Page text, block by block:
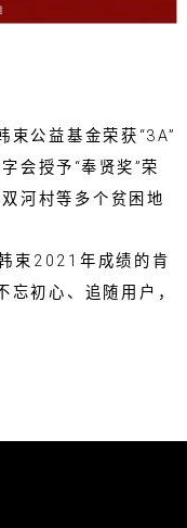
公益基金荣获“3A”
会授予“奉贤奖”荣
河村等多个贫困地
束2021年成绩的肯
初心、追随用户，